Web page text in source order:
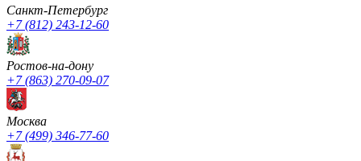
Санкт-Петербург
+7 (812) 243-12-60
Ростов-на-дону
+7 (863) 270-09-07
Москва
+7 (499) 346-77-60